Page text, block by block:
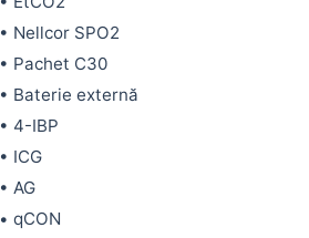
• Nellcor SPO2
• Pachet C30
• Baterie externă
• 4-IBP
• ICG
• AG
• qCON